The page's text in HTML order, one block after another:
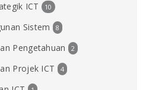
ICT 10
Sistem 8
Pengetahuan 2
Projek ICT 4